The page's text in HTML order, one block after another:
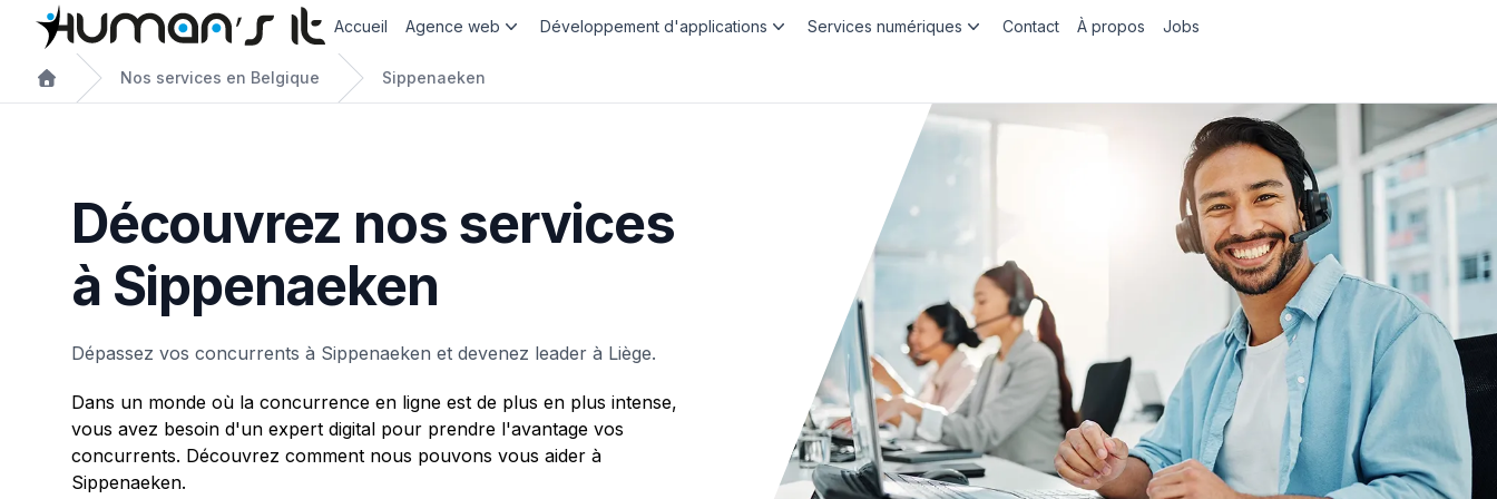
Accueil Agence web Développement d'applications Services numériques Contact À propos Jobs
Nos services en Belgique Sippenaeken
Découvrez nos services
à Sippenaeken
Dépassez vos concurrents à Sippenaeken et devenez leader à Liège.
Dans un monde où la concurrence en ligne est de plus en plus intense,
vous avez besoin d'un expert digital pour prendre l'avantage vos
concurrents. Découvrez comment nous pouvons vous aider à
Sippenaeken.